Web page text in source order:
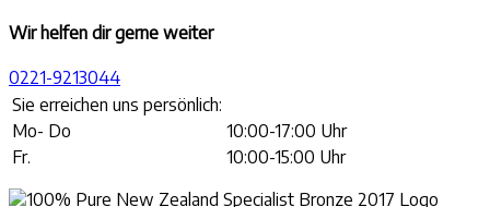
Wir helfen dir gerne weiter
0221-9213044
Sie erreichen uns persönlich:
Mo- Do
10:00-17:00 Uhr
Fr.
10:00-15:00 Uhr